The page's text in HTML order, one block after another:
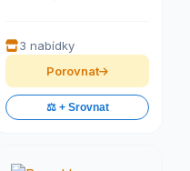
3 nabídky
Porovnat
⚖️ + Srovnat